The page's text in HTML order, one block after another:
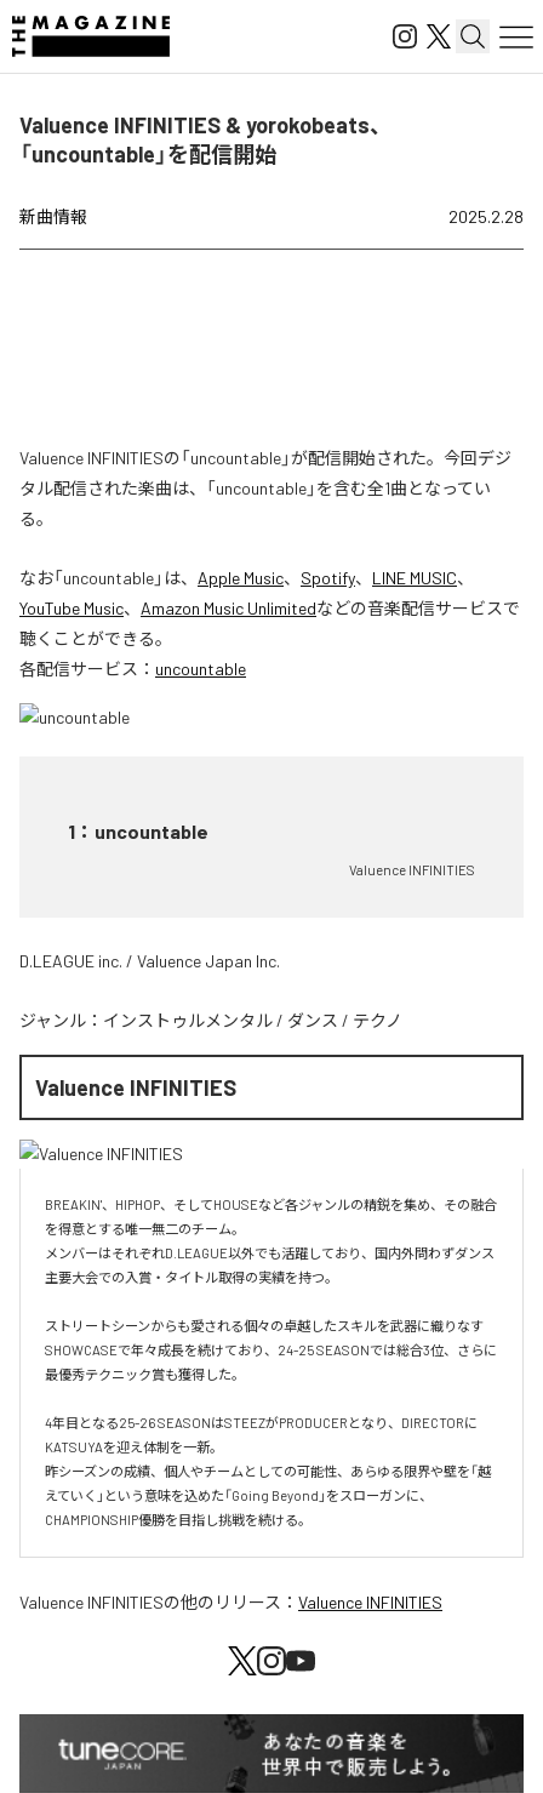
Valuence INFINITIES & yorokobeats、
「uncountable」を配信開始
新曲情報 2025.2.28
Valuence INFINITIESの「uncountable」が配信開始された。今回デジ
タル配信された楽曲は、「uncountable」を含む全1曲となってい
る。
なお「uncountable」は、 Apple Music、 Spotify、 LINE MUSIC、
YouTube Music、 Amazon Music Unlimitedなどの音楽配信サービスで
聴くことができる。
各配信サービス： uncountable
1 ： uncountable
Valuence INFINITIES
D.LEAGUE inc. / Valuence Japan Inc.
ジャンル： インストゥルメンタル / ダンス / テクノ
Valuence INFINITIES
BREAKIN'、HIPHOP、そしてHOUSEなど各ジャンルの精鋭を集め、その融合
を得意とする唯一無二のチーム。
メンバーはそれぞれD.LEAGUE以外でも活躍しており、国内外問わずダンス
主要大会での入賞・タイトル取得の実績を持つ。
ストリートシーンからも愛される個々の卓越したスキルを武器に織りなす
SHOWCASEで年々成長を続けており、24-25 SEASONでは総合3位、さらに
最優秀テクニック賞も獲得した。
4年目となる25-26 SEASONはSTEEZがPRODUCERとなり、DIRECTORに
KATSUYAを迎え体制を一新。
昨シーズンの成績、個人やチームとしての可能性、あらゆる限界や壁を「越
えていく」という意味を込めた「Going Beyond」をスローガンに、
CHAMPIONSHIP優勝を目指し挑戦を続ける。
Valuence INFINITIESの他のリリース： Valuence INFINITIES